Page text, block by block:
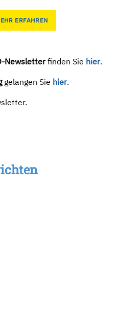
ERFAHREN
Newsletterfinden Sie hier.
gelangen Sie hier.